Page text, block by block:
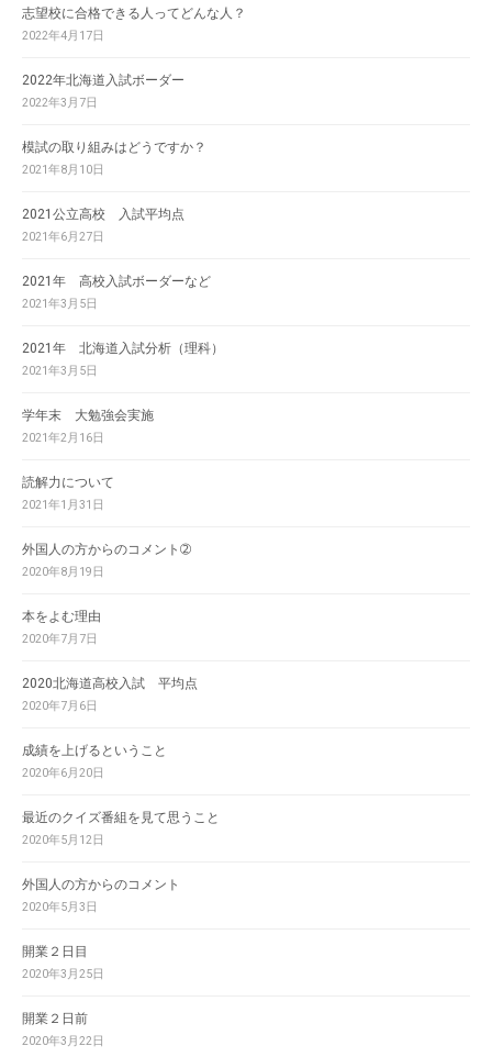
志望校に合格できる人ってどんな人？
2022年4月17日
2022年北海道入試ボーダー
2022年3月7日
模試の取り組みはどうですか？
2021年8月10日
2021公立高校 入試平均点
2021年6月27日
2021年 高校入試ボーダーなど
2021年3月5日
2021年 北海道入試分析（理科）
2021年3月5日
学年末 大勉強会実施
2021年2月16日
読解力について
2021年1月31日
外国人の方からのコメント➁
2020年8月19日
本をよむ理由
2020年7月7日
2020北海道高校入試 平均点
2020年7月6日
成績を上げるということ
2020年6月20日
最近のクイズ番組を見て思うこと
2020年5月12日
外国人の方からのコメント
2020年5月3日
開業２日目
2020年3月25日
開業２日前
2020年3月22日